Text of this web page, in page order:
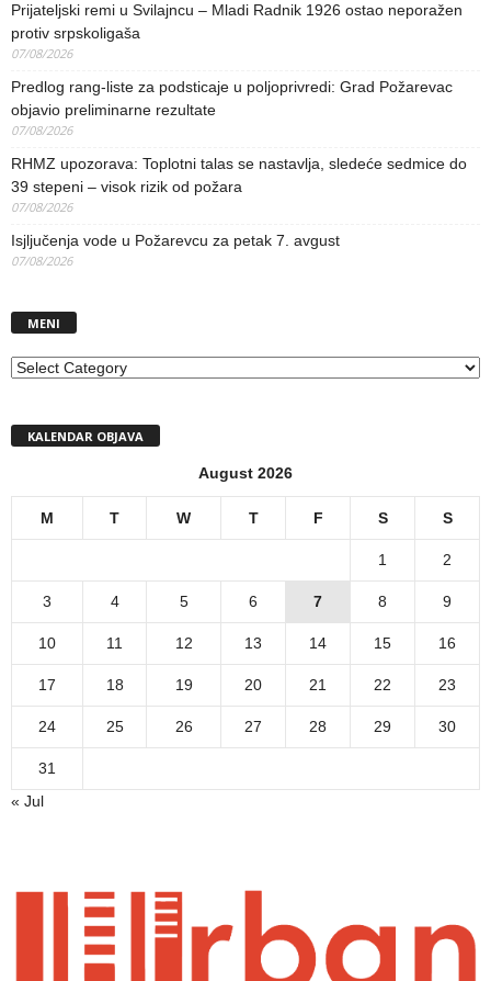
Prijateljski remi u Svilajncu – Mladi Radnik 1926 ostao neporažen
protiv srpskoligaša
07/08/2026
Predlog rang-liste za podsticaje u poljoprivredi: Grad Požarevac
objavio preliminarne rezultate
07/08/2026
RHMZ upozorava: Toplotni talas se nastavlja, sledeće sedmice do
39 stepeni – visok rizik od požara
07/08/2026
Isjljučenja vode u Požarevcu za petak 7. avgust
07/08/2026
MENI
MENI
KALENDAR OBJAVA
August 2026
M T W T F S S
1 2
3 4 5 6 7 8 9
10 11 12 13 14 15 16
17 18 19 20 21 22 23
24 25 26 27 28 29 30
31
« Jul